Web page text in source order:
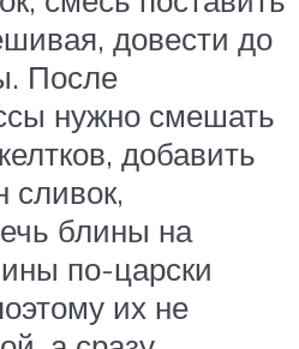
довести до
После
нужно смешать
добавить
сливок,
блины на
по-царски
их не